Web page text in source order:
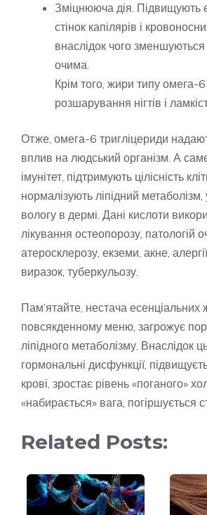
Зміцнююча дія. Підвищують
стінок капілярів і
внаслідок чого зменшуються
очима.
Крім того, жири типу
розшарування нігтів і
Отже, омега-6 тригліцериди
вплив на людський організм. А
імунітет, підтримують цілісність
нормалізують ліпідний
вологу в дермі. Дані кислоти
лікування остеопорозу, патологій
атеросклерозу, екземи, акне,
виразок, туберкульозу.
Пам’ятайте, нестача есенціальних
повсякденному меню, загрожує
ліпідного метаболізму. Внаслідок
гормональні дисфункції,
крові, зростає рівень «поганого»
«набирається» вага, погіршується
Related Posts: